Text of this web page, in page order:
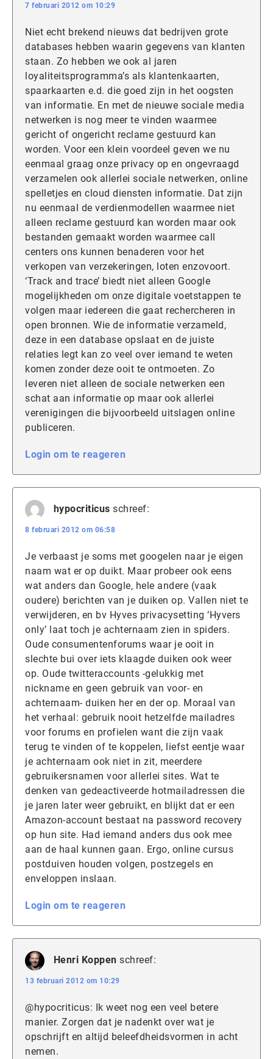
7 februari 2012 om 10:29
Niet echt brekend nieuws dat bedrijven grote
databases hebben waarin gegevens van klanten
staan. Zo hebben we ook al jaren
loyaliteitsprogramma’s als klantenkaarten,
spaarkaarten e.d. die goed zijn in het oogsten
van informatie. En met de nieuwe sociale media
netwerken is nog meer te vinden waarmee
gericht of ongericht reclame gestuurd kan
worden. Voor een klein voordeel geven we nu
eenmaal graag onze privacy op en ongevraagd
verzamelen ook allerlei sociale netwerken, online
spelletjes en cloud diensten informatie. Dat zijn
nu eenmaal de verdienmodellen waarmee niet
alleen reclame gestuurd kan worden maar ook
bestanden gemaakt worden waarmee call
centers ons kunnen benaderen voor het
verkopen van verzekeringen, loten enzovoort.
‘Track and trace’ biedt niet alleen Google
mogelijkheden om onze digitale voetstappen te
volgen maar iedereen die gaat rechercheren in
open bronnen. Wie de informatie verzameld,
deze in een database opslaat en de juiste
relaties legt kan zo veel over iemand te weten
komen zonder deze ooit te ontmoeten. Zo
leveren niet alleen de sociale netwerken een
schat aan informatie op maar ook allerlei
verenigingen die bijvoorbeeld uitslagen online
publiceren.
Login om te reageren
hypocriticus schreef:
8 februari 2012 om 06:58
Je verbaast je soms met googelen naar je eigen
naam wat er op duikt. Maar probeer ook eens
wat anders dan Google, hele andere (vaak
oudere) berichten van je duiken op. Vallen niet te
verwijderen, en bv Hyves privacysetting ‘Hyvers
only’ laat toch je achternaam zien in spiders.
Oude consumentenforums waar je ooit in
slechte bui over iets klaagde duiken ook weer
op. Oude twitteraccounts -gelukkig met
nickname en geen gebruik van voor- en
achternaam- duiken her en der op. Moraal van
het verhaal: gebruik nooit hetzelfde mailadres
voor forums en profielen want die zijn vaak
terug te vinden of te koppelen, liefst eentje waar
je achternaam ook niet in zit, meerdere
gebruikersnamen voor allerlei sites. Wat te
denken van gedeactiveerde hotmailadressen die
je jaren later weer gebruikt, en blijkt dat er een
Amazon-account bestaat na password recovery
op hun site. Had iemand anders dus ook mee
aan de haal kunnen gaan. Ergo, online cursus
postduiven houden volgen, postzegels en
enveloppen inslaan.
Login om te reageren
Henri Koppen schreef:
13 februari 2012 om 10:29
@hypocriticus: Ik weet nog een veel betere
manier. Zorgen dat je nadenkt over wat je
opschrijft en altijd beleefdheidsvormen in acht
nemen.